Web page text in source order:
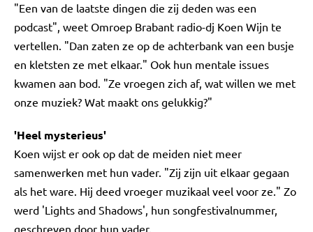
"Een van de laatste dingen die zij deden was een
podcast", weet Omroep Brabant radio-dj Koen Wijn te
vertellen. "Dan zaten ze op de achterbank van een busje
en kletsten ze met elkaar." Ook hun mentale issues
kwamen aan bod. "Ze vroegen zich af, wat willen we met
onze muziek? Wat maakt ons gelukkig?"
'Heel mysterieus'
Koen wijst er ook op dat de meiden niet meer
samenwerken met hun vader. "Zij zijn uit elkaar gegaan
als het ware. Hij deed vroeger muzikaal veel voor ze." Zo
werd 'Lights and Shadows', hun songfestivalnummer,
geschreven door hun vader.